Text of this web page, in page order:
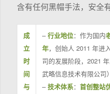
含有任何黑帽手法，安全有
成
立
时
间
与
–行业地位：作为国内
年，创始人 2011 年进
司的发展阶段，2021
武略信息技术有限公司
–技术体系： 首创整站